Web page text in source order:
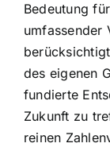
Bedeutung
umfassender
des eigenen
fundierte
Zukunft zu
reinen